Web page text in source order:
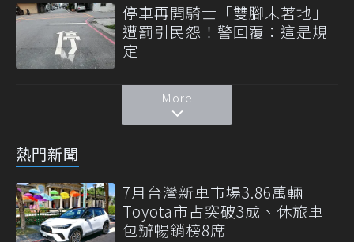
停車再開騎士「雙腳未著地」
遭罰引民怨！警回覆：這是規
定
More
熱門新聞
7月台灣新車市場3.86萬輛
Toyota市占突破3成、休旅車
包辦暢銷榜8席